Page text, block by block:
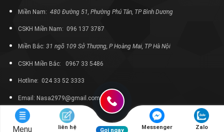
Miền Nam: 480 Đường 51, Phường Phú Tân, TP Bình Dương
CSKH Miền Nam: 096 137 3787
Miền Bắc: 31 ngõ 109 Sở Thượng, P Hoàng Mai, TP Hà Nội
CSKH Miền Bắc: 0967 33 5486
Hotline: 024 33 52 3333
Email: Nasa2979@gmail.com
Menu liên hệ Gọi ngay Messenger Zalo